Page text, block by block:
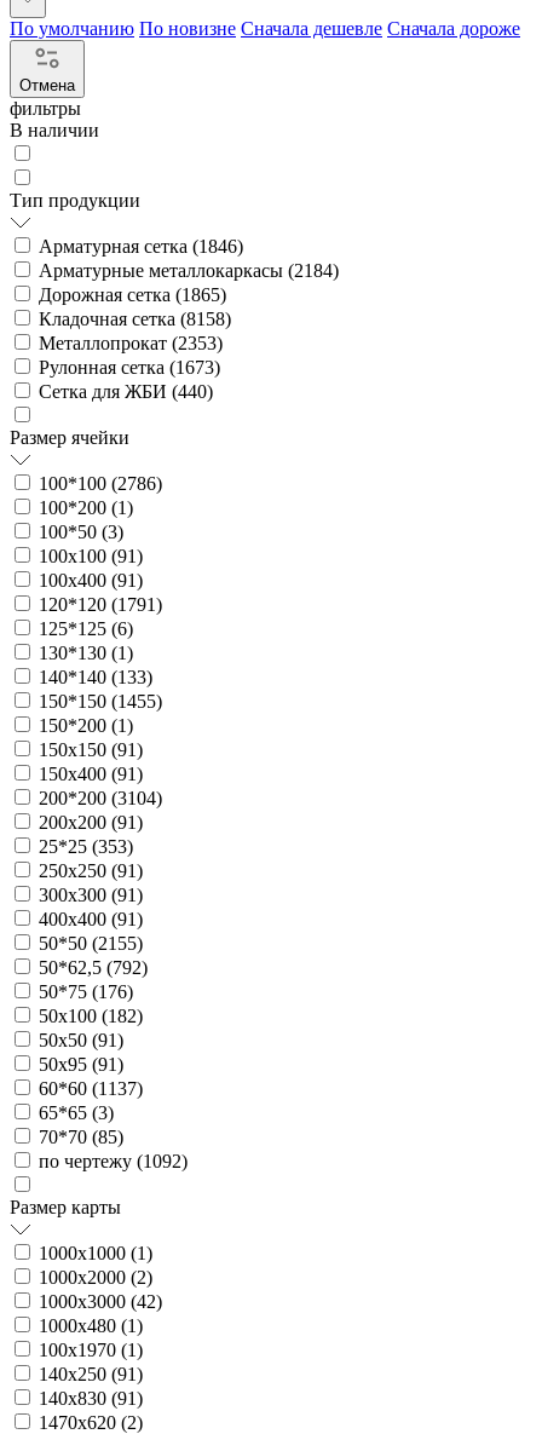
По умолчанию По новизне Сначала дешевле Сначала дороже
Отмена
фильтры
В наличии
Тип продукции
Арматурная сетка (1846)
Арматурные металлокаркасы (2184)
Дорожная сетка (1865)
Кладочная сетка (8158)
Металлопрокат (2353)
Рулонная сетка (1673)
Сетка для ЖБИ (440)
Размер ячейки
100*100 (2786)
100*200 (1)
100*50 (3)
100х100 (91)
100х400 (91)
120*120 (1791)
125*125 (6)
130*130 (1)
140*140 (133)
150*150 (1455)
150*200 (1)
150х150 (91)
150х400 (91)
200*200 (3104)
200х200 (91)
25*25 (353)
250х250 (91)
300х300 (91)
400х400 (91)
50*50 (2155)
50*62,5 (792)
50*75 (176)
50х100 (182)
50х50 (91)
50х95 (91)
60*60 (1137)
65*65 (3)
70*70 (85)
по чертежу (1092)
Размер карты
1000х1000 (1)
1000х2000 (2)
1000х3000 (42)
1000х480 (1)
100х1970 (1)
140х250 (91)
140х830 (91)
1470х620 (2)